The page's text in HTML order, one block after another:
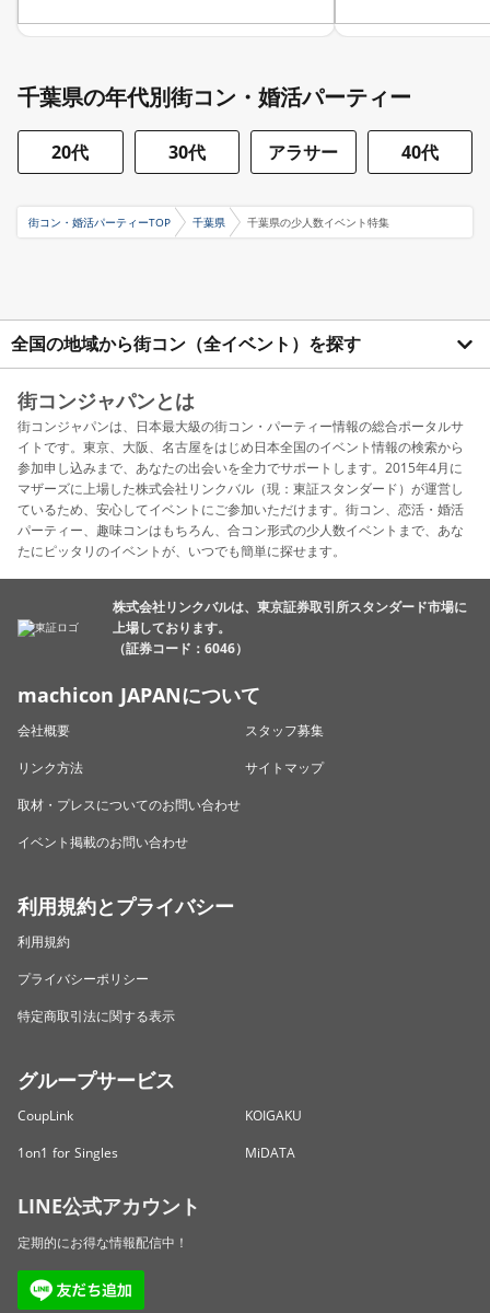
千葉県の年代別街コン・婚活パーティー
20代 30代 アラサー 40代
街コン・婚活パーティーTOP 千葉県 千葉県の少人数イベント特集
全国の地域から街コン（全イベント）を探す
街コンジャパンとは
街コンジャパンは、日本最大級の街コン・パーティー情報の総合ポータルサ
イトです。東京、大阪、名古屋をはじめ日本全国のイベント情報の検索から
参加申し込みまで、あなたの出会いを全力でサポートします。2015年4月に
マザーズに上場した株式会社リンクバル（現：東証スタンダード）が運営し
ているため、安心してイベントにご参加いただけます。街コン、恋活・婚活
パーティー、趣味コンはもちろん、合コン形式の少人数イベントまで、あな
たにピッタリのイベントが、いつでも簡単に探せます。
株式会社リンクバルは、東京証券取引所スタンダード市場に
上場しております。
（証券コード：6046）
machicon JAPANについて
会社概要
スタッフ募集
リンク方法
サイトマップ
取材・プレスについてのお問い合わせ
イベント掲載のお問い合わせ
利用規約とプライバシー
利用規約
プライバシーポリシー
特定商取引法に関する表示
グループサービス
CoupLink
KOIGAKU
1on1 for Singles
MiDATA
LINE公式アカウント
定期的にお得な情報配信中！